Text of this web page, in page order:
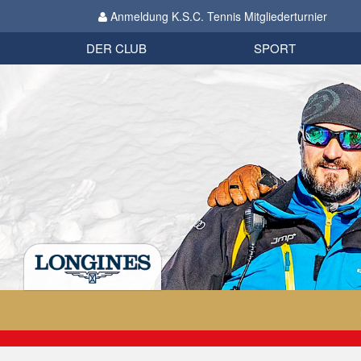
Anmeldung K.S.C. Tennis Mitgliederturnier
DER CLUB
Organisation
SPORT
Biathlon
Datenschutzverordnung 2018
Impressum